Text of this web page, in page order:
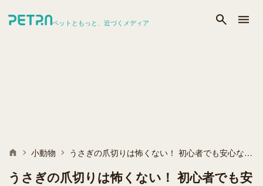
ペットともっと、近づくメディア
小動物 うさぎの爪切りは怖くない！ 初心者でも安心な対処法とコツ
うさぎの爪切りは怖くない！ 初心者でも安